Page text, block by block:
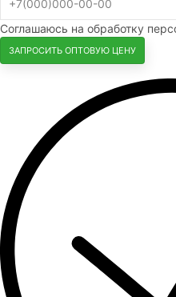
Соглашаюсь на обработку
ЗАПРОСИТЬ ОПТОВУЮ ЦЕНУ